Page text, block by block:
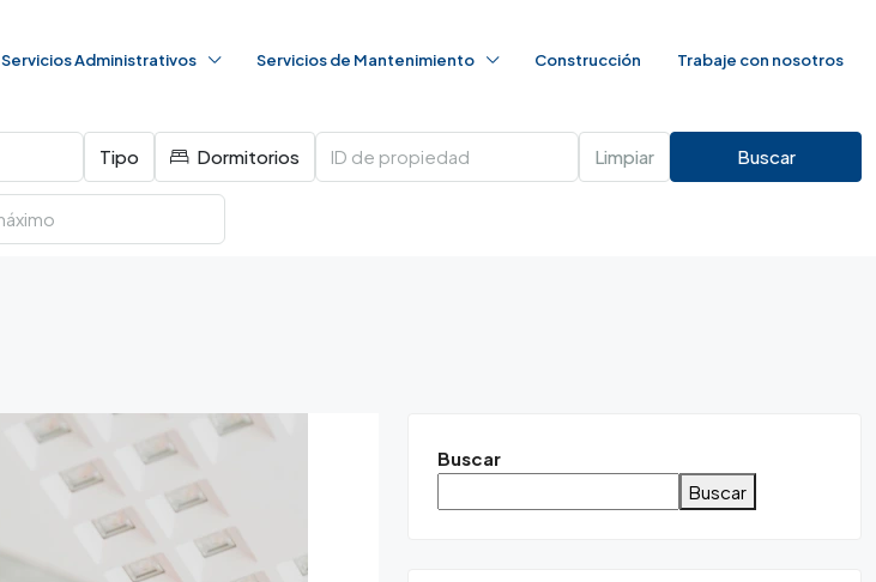
Servicios Administrativos Servicios de Mantenimiento Construcción Trabaje con nosotros
Tipo Dormitorios Limpiar Buscar
Buscar
Buscar